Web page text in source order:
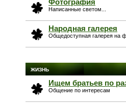
Написанные светом...
Народная галерея
Общедоступная галерея на
ЖИЗНЬ
Ищем братьев по
Общение по интересам